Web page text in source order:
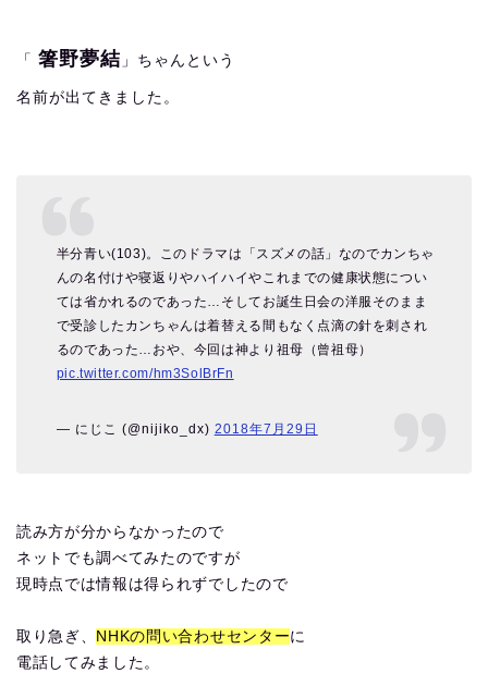
「 箸野夢結 」ちゃんという
名前が出てきました。
半分青い(103)。このドラマは「スズメの話」なのでカンちゃ
んの名付けや寝返りやハイハイやこれまでの健康状態につい
ては省かれるのであった…そしてお誕生日会の洋服そのまま
で受診したカンちゃんは着替える間もなく点滴の針を刺され
るのであった…おや、今回は神より祖母（曾祖母）
pic.twitter.com/hm3SolBrFn
— にじこ (@nijiko_dx) 2018年7月29日
読み方が分からなかったので
ネットでも調べてみたのですが
現時点では情報は得られずでしたので
取り急ぎ、 NHKの問い合わせセンターに
電話してみました。